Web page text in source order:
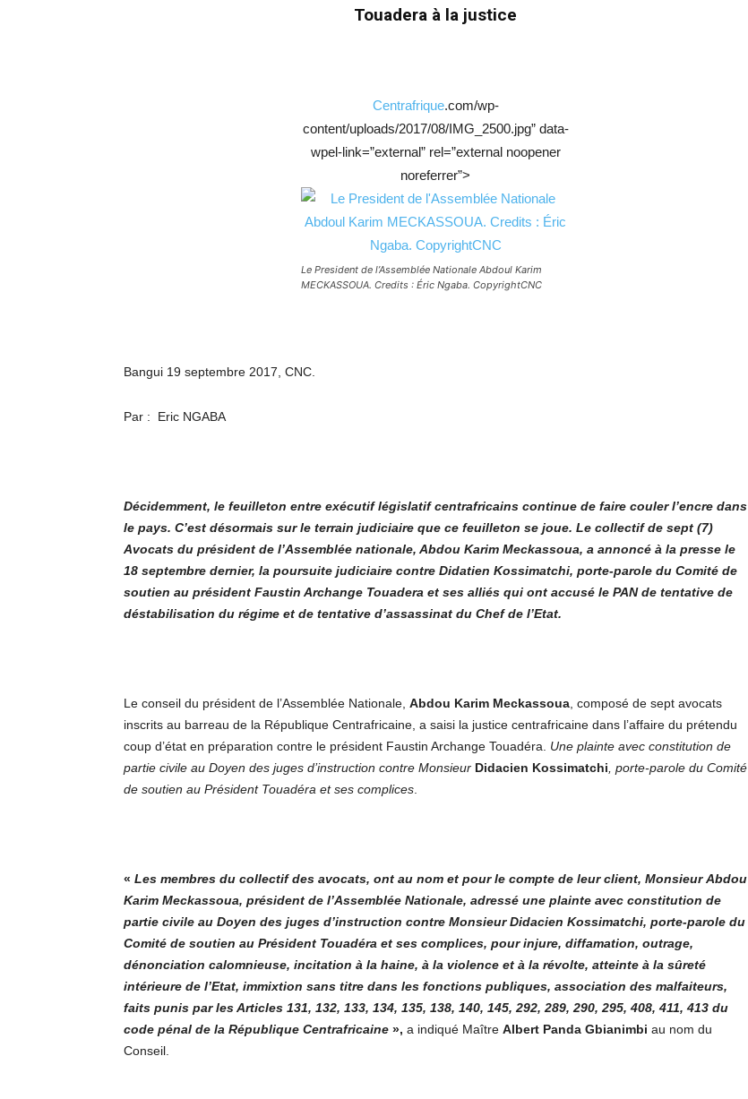
Touadera à la justice
Centrafrique.com/wp-
content/uploads/2017/08/IMG_2500.jpg” data-
wpel-link=”external” rel=”external noopener
noreferrer”>
Le President de l’Assemblée Nationale Abdoul Karim
MECKASSOUA. Credits : Éric Ngaba. CopyrightCNC
Bangui 19 septembre 2017, CNC.
Par : Eric NGABA
Décidemment, le feuilleton entre exécutif législatif centrafricains continue de faire couler l’encre dans
le pays. C’est désormais sur le terrain judiciaire que ce feuilleton se joue. Le collectif de sept (7)
Avocats du président de l’Assemblée nationale, Abdou Karim Meckassoua, a annoncé à la presse le
18 septembre dernier, la poursuite judiciaire contre Didatien Kossimatchi, porte-parole du Comité de
soutien au président Faustin Archange Touadera et ses alliés qui ont accusé le PAN de tentative de
déstabilisation du régime et de tentative d’assassinat du Chef de l’Etat.
Le conseil du président de l’Assemblée Nationale, Abdou Karim Meckassoua , composé de sept avocats
inscrits au barreau de la République Centrafricaine, a saisi la justice centrafricaine dans l’affaire du prétendu
coup d’état en préparation contre le président Faustin Archange Touadéra. Une plainte avec constitution de
partie civile au Doyen des juges d’instruction contre Monsieur Didacien Kossimatchi , porte-parole du Comité
de soutien au Président Touadéra et ses complices
« Les membres du collectif des avocats, ont au nom et pour le compte de leur client, MonsieurAbdou
Karim Meckassoua, président de l’Assemblée Nationale, adressé une plainte avec constitution de
partie civile au Doyen des juges d’instruction contre MonsieurDidacien Kossimatchi, porte-parole du
Comité de soutien au Président Touadéra et ses complices, pour injure, diffamation, outrage,
dénonciation calomnieuse, incitation à la haine, à la violence et à la révolte, atteinte à la sûreté
intérieure de l’Etat, immixtion sans titre dans les fonctions publiques, association des malfaiteurs,
faits punis par les Articles 131, 132, 133, 134, 135, 138, 140, 145, 292, 289, 290, 295, 408, 411, 413 du
code pénal de la République Centrafricaine », a indiqué Maître Albert Panda Gbianimbi au nom du
Conseil.